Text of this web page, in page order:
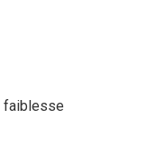
faiblesse